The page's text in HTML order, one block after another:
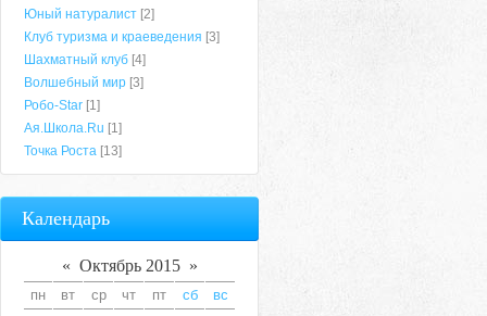
Юный натуралист [2]
Клуб туризма и краеведения [3]
Шахматный клуб [4]
Волшебный мир [3]
Робо-Star [1]
Ая.Школа.Ru [1]
Точка Роста [13]
Календарь
« Октябрь 2015 »
пн вт ср чт пт сб
вс